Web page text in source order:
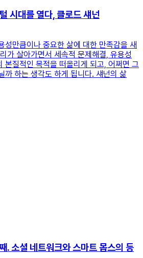
시대를 열다, 클로드 섀넌
성만큼이나 중요한 삶에 대한 만족감을 새
가 살아가면서 세속적 문제해결, 유용성
본질적인 목적을 떠올리게 되고, 어쩌면 그
까 하는 생각도 하게 됩니다. 섀넌의 삶
. 소셜 네트워크와 스마트 몹스의 등